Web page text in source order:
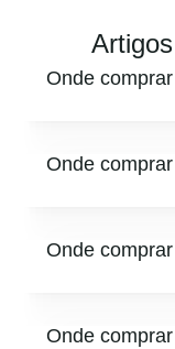
Onde
Onde
Onde
Onde